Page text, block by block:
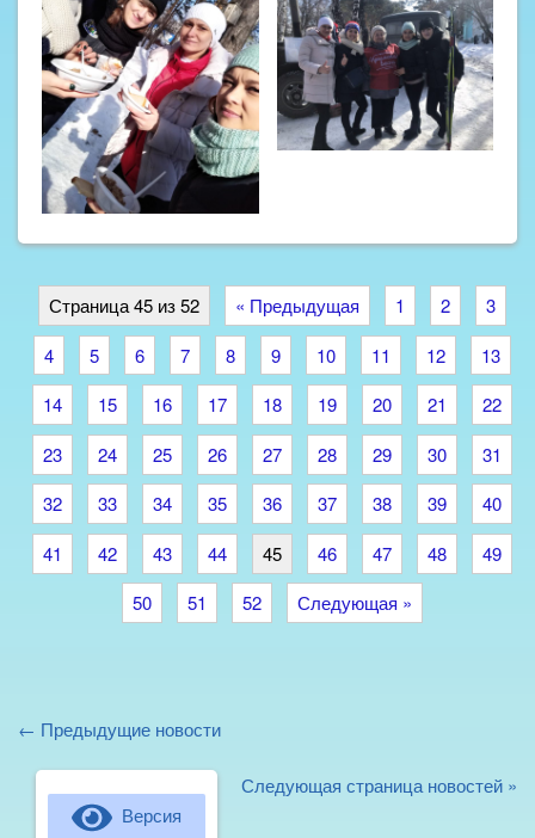
Страница 45 из 52 « Предыдущая 1 2
3
4
5 6 7 8 9 10 11 12
13
14
15 16 17 18 19 20 21
22
23
24 25 26 27 28 29 30
31
32
33 34 35 36 37 38 39
40
41
42 43 44 45 46 47 48
49
50
51 52 Следующая »
← Предыдущие новости
Следующая страница новостей »
Версия